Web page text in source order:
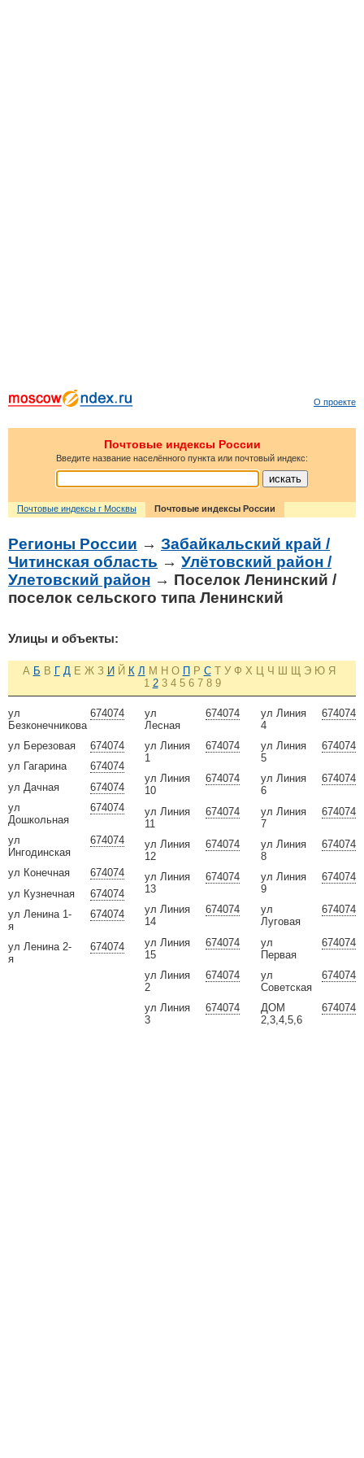
О проекте
Почтовые индексы России
Введите название населённого пункта или почтовый индекс:
Почтовые индексы г Москвы Почтовые индексы России
Регионы России → Забайкальский край /
Читинская область → Улётовский район /
Улетовский район → Поселок Ленинский /
поселок сельского типа Ленинский
Улицы и объекты:
А Б В Г Д Е Ж З И Й К Л М Н О П Р С Т У Ф Х Ц Ч Ш Щ Э Ю Я
1 2 3 4 5 6 7 8 9
674074
ул
Безконечникова
674074
ул Березовая
674074
ул Гагарина
674074
ул Дачная
674074
ул
Дошкольная
674074
ул
Ингодинская
674074
ул Конечная
674074
ул Кузнечная
674074
ул Ленина 1-
я
674074
ул Ленина 2-
я
674074
ул
Лесная
674074
ул Линия
1
674074
ул Линия
10
674074
ул Линия
11
674074
ул Линия
12
674074
ул Линия
13
674074
ул Линия
14
674074
ул Линия
15
674074
ул Линия
2
674074
ул Линия
3
674074
ул Линия
4
674074
ул Линия
5
674074
ул Линия
6
674074
ул Линия
7
674074
ул Линия
8
674074
ул Линия
9
674074
ул
Луговая
674074
ул
Первая
674074
ул
Советская
674074
ДОМ
2,3,4,5,6